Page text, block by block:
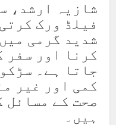
شازیہ ارشد،
فیلڈ ورک
شدید گرمی
کرنا اور سفر
جاتا ہے۔
کمی اور غیر
صحت کے مسائل
ہیں۔